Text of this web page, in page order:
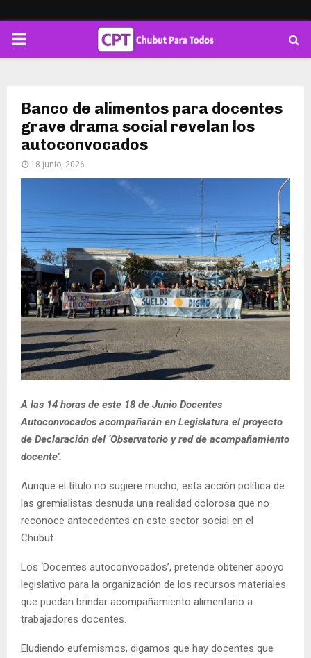
PRIMARY
Banco de alimentos para docentes
grave drama social revelan los
autoconvocados
18 junio, 2026
A las 14 horas de este 18 de Junio Docentes
Autoconvocados acompañarán en Legislatura el proyecto
de Declaración del ‘Observatorio y red de acompañamiento
docente’.
Aunque el título no sugiere mucho, esta acción política de
las gremialistas desnuda una realidad dolorosa que no
reconoce antecedentes en este sector social en el
Chubut.
Los ‘Docentes autoconvocados’, pretende obtener apoyo
legislativo para la organización de los recursos materiales
que puedan brindar acompañamiento alimentario a
trabajadores docentes.
Eludiendo eufemismos, digamos que hay docentes que